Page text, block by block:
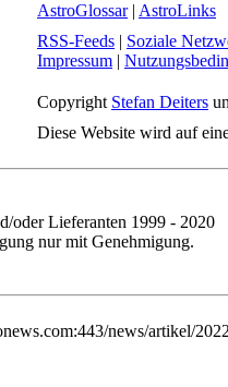
AstroGlossar| AstroLinks
RSS-Feeds | Soziale
Impressum |
Copyright Stefan Deiters
Diese Website wird auf
oder Lieferanten 1999 - 2020
nur mit Genehmigung.
news/artikel/